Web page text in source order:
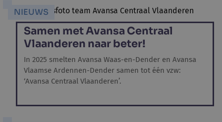
NIEUWS
Samen met Avansa Centraal
Vlaanderen naar beter!
In 2025 smelten Avansa Waas-en-Dender en Avansa
Vlaamse Ardennen-Dender samen tot één vzw:
‘Avansa Centraal Vlaanderen’.